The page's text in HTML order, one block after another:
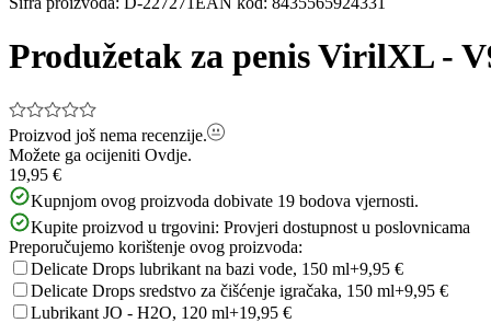
Produžetak za penis VirilXL -
Proizvod još nema recenzije.
Možete ga ocijeniti Ovdje.
19,95 €
Kupnjom ovog proizvoda dobivate 19 bodova vjernosti.
Kupite proizvod u trgovini: Provjeri dostupnost u poslovnicama
Preporučujemo korištenje ovog proizvoda:
Delicate Drops lubrikant na bazi vode, 150 ml+9,95 €
Delicate Drops sredstvo za čišćenje igračaka, 150 ml+9,95 €
Lubrikant JO - H2O, 120 ml+19,95 €